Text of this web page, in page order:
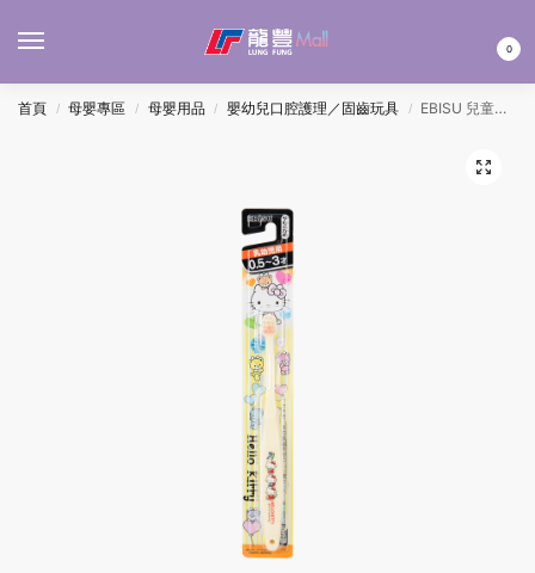
0
首頁 / 母嬰專區 / 母嬰用品 / 嬰幼兒口腔護理／固齒玩具 / EBISU 兒童牙刷(0.5-3Y)-吉蒂貓